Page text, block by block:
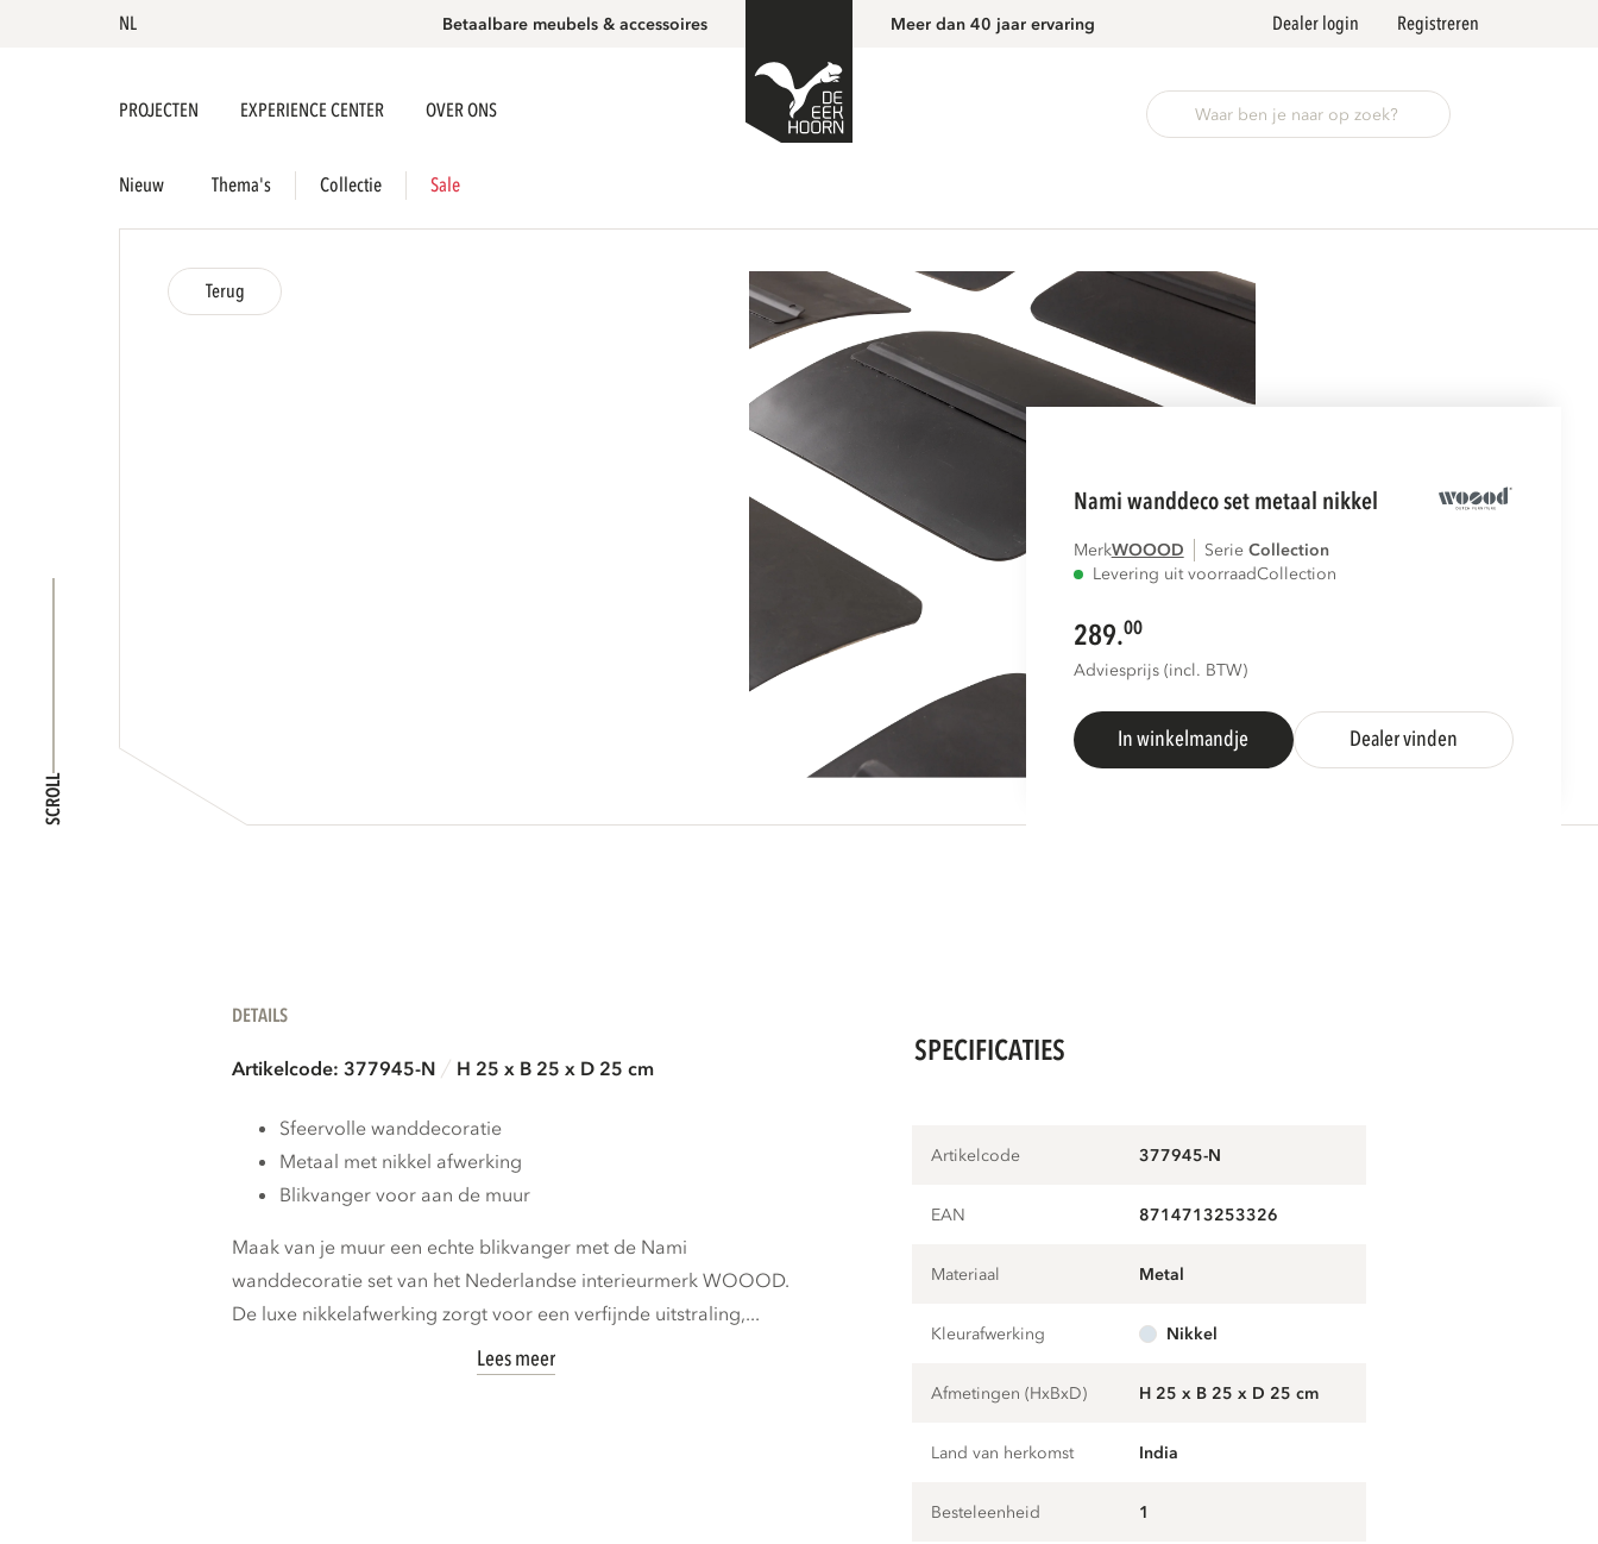
NL Betaalbare meubels & accessoires Meer dan 40 jaar ervaring Dealer login Registreren
PROJECTEN EXPERIENCE CENTER OVER ONS
Nieuw Thema's Collectie Sale
SCROLL
Terug
nami wanddeco set metaal nikkel
MerkWOOOD Serie
collection
Levering uit voorraadCollection
289.00
Adviesprijs (incl. BTW)
In winkelmandje Dealer vinden
DETAILS
Artikelcode: 377945-N H 25 x B 25 x D 25 cm
Sfeervolle wanddecoratie
Metaal met nikkel afwerking
Blikvanger voor aan de muur
Maak van je muur een echte blikvanger met de Nami
wanddecoratie set van het Nederlandse interieurmerk WOOOD.
De luxe nikkelafwerking zorgt voor een verfijnde uitstraling,...
Lees meer
SPECIFICATIES
Artikelcode 377945-N
EAN 8714713253326
Materiaal metal
Kleurafwerking nikkel
Afmetingen (HxBxD) H 25 x B 25 x D 25 cm
Land van herkomst India
Besteleenheid 1